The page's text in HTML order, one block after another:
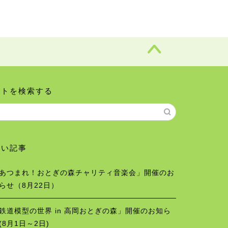
を検索する
記事
つまれ！おとぎの森チャリティ音楽会」開催のお
せ（8月22日）
道模型の世界 in 高岡おとぎの森」開催のお知ら
月1日～2日)